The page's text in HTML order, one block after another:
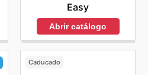
Easy
Abrir catálogo
Caducado